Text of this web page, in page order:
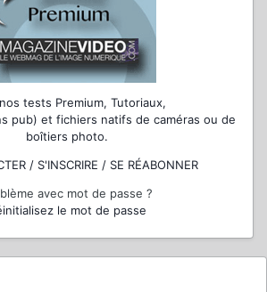
tests Premium, Tutoriaux,
pub) et fichiers natifs de caméras ou de
boîtiers photo.
/ S'INSCRIRE / SE RÉABONNER
avec mot de passe ?
le mot de passe